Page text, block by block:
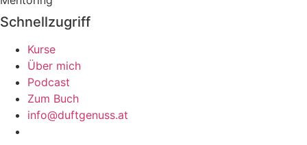
Schnellzugriff
Kurse
Über mich
Podcast
Zum Buch
info@duftgenuss.at